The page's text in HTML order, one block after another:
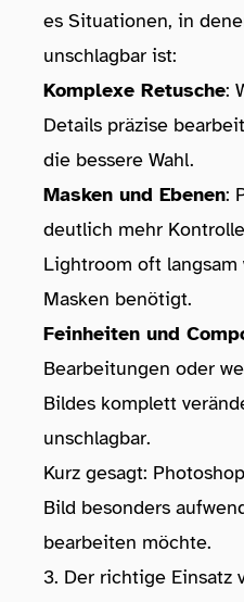
es Situationen, in
unschlagbar ist:
Komplexe Retusche:
Details präzise
die bessere Wahl.
Masken und Ebenen:
deutlich mehr
Lightroom oft
Masken benötigt.
Feinheiten und
Bearbeitungen oder
Bildes komplett
unschlagbar.
Kurz gesagt:
Bild besonders
bearbeiten möchte.
3. Der richtige Einsatz